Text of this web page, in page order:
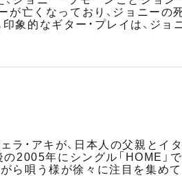
が亡くなっており、ジョニー
象的なギター・プレイは、ジ
ラ・アキが、日本人の父親と
の2005年にシングル「HOME
ら唄う様が徐々に注目を集